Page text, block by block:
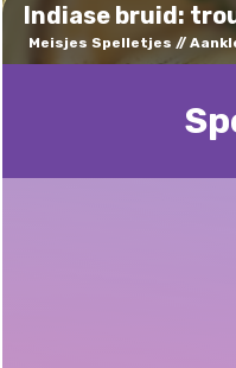
Indiase bruid:
Meisjes Spelletjes